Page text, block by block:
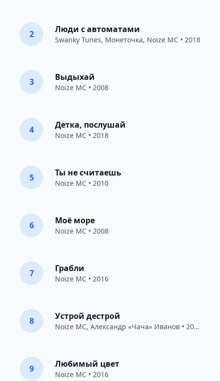
2 Люди с автоматами
Swanky Tunes, Монеточка, Noize MC • 2018
3 Выдыхай
Noize MC • 2008
4 Детка, послушай
Noize MC • 2018
5 Ты не считаешь
Noize MC • 2010
6 Моё море
Noize MC • 2008
7 Грабли
Noize MC • 2016
8 Устрой дестрой
Noize MC, Александр «Чача» Иванов • 2010
9 Любимый цвет
Noize MC • 2016